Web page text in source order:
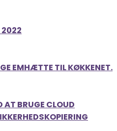
2022
EMHÆTTE TIL KØKKENET.
AT BRUGE CLOUD